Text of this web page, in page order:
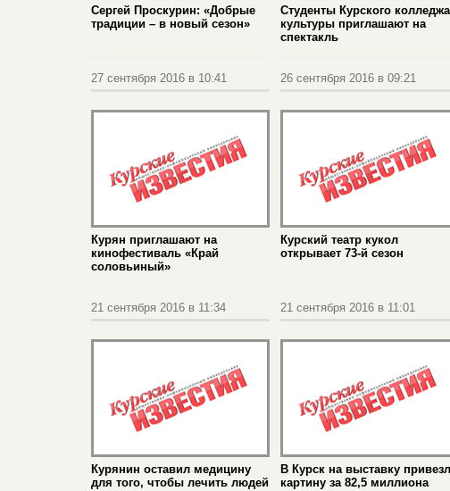
Сергей Проскурин: «Добрые
традиции – в новый сезон»
27 сентября 2016 в 10:41
Студенты Курского колледжа
культуры приглашают на
спектакль
26 сентября 2016 в 09:21
Курян приглашают на
кинофестиваль «Край
соловьиный»
21 сентября 2016 в 11:34
Курский театр кукол
открывает 73-й сезон
21 сентября 2016 в 11:01
Курянин оставил медицину
для того, чтобы лечить людей
В Курск на выставку
картину за 82,5 миллиона